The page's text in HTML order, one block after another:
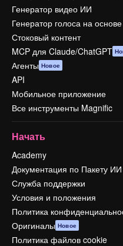
Генератор видео ИИ
Генератор голоса на
Стоковый контент
MCP для Claude/ChatGPT
Агенты Новое
API
Мобильное приложение
Все инструменты Magnific
Начать
Academy
Документация по Пакету ИИ
Служба поддержки
Условия и положения
Политика
Оригиналы Новое
Политика файлов cookie